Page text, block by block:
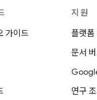
가이드
지원
플랫폼
문서
연구